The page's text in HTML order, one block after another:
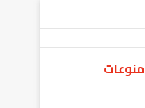
منوعات